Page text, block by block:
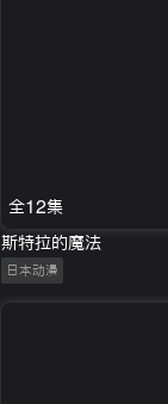
全12集
斯特拉的魔法
日本动漫